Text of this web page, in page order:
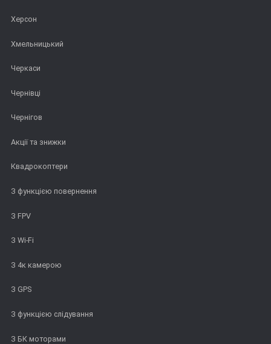
Херсон
Хмельницький
Черкаси
Чернівці
Чернігов
Акції та знижки
Квадрокоптери
З функцією повернення
З FPV
З Wi-Fi
З 4к камерою
З GPS
З функцією слідування
З БК моторами